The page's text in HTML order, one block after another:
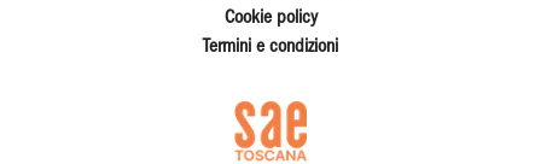
Cookie policy
Termini e condizioni